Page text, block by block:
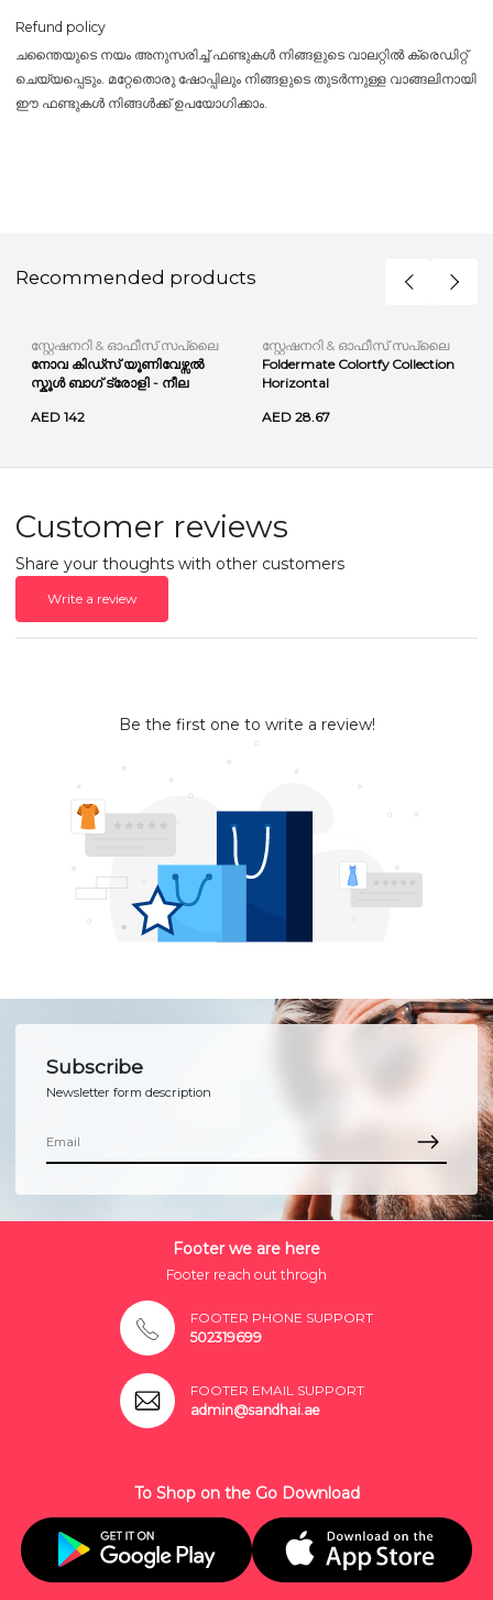
Refund policy
ചന്തൈയുടെ നയം അനുസരിച്ച് ഫണ്ടുകൾ നിങ്ങളുടെ വാലറ്റിൽ ക്രെഡിറ്റ്
ചെയ്യപ്പെടും. മറ്റേതൊരു ഷോപ്പിലും നിങ്ങളുടെ തുടർന്നുള്ള വാങ്ങലിനായി
ഈ ഫണ്ടുകൾ നിങ്ങൾക്ക് ഉപയോഗിക്കാം.
Recommended products
സ്റ്റേഷനറി & ഓഫീസ് സപ്ലൈ
നോവ കിഡ്സ് യൂണിവേഴ്സൽ
സ്കൂൾ ബാഗ് ട്രോളി - നീല
AED 142
സ്റ്റേഷനറി & ഓഫീസ് സപ്ലൈ
Foldermate Colortfy Collection
Horizontal
AED 28.67
Customer reviews
Share your thoughts with other customers
Write a review
Be the first one to write a review!
Subscribe
Newsletter form description
Footer we are here
Footer reach out throgh
FOOTER PHONE SUPPORT
502319699
FOOTER EMAIL SUPPORT
admin@sandhai.ae
To Shop on the Go Download